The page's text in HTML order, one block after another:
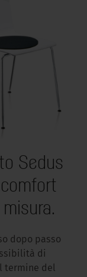
Sedus
dopo passo
di
termine del